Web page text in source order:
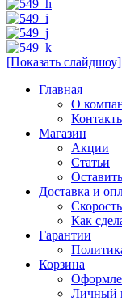
[Показать слайдшоу]
Главная
О
Магазин
Акции
Статьи
Доставка и
Как
Гарантии
Корзина
Личный